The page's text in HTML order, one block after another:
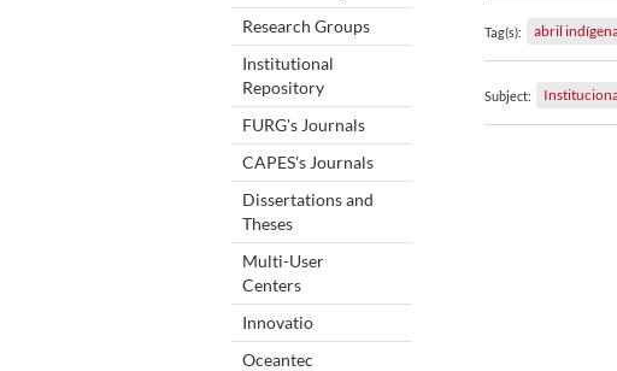
Research Groups
Institutional
Repository
FURG's Journals
CAPES's Journals
Dissertations and
Theses
Multi-User
Centers
Innovatio
Oceantec
Tag(s): abril
Subject: